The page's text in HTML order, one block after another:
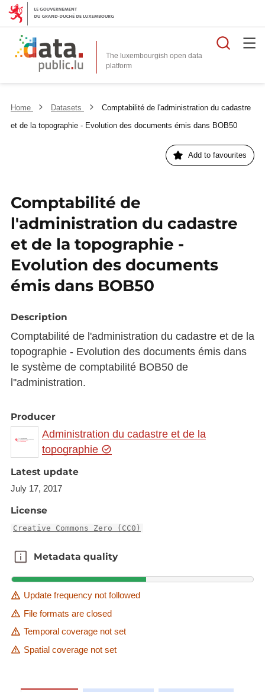
The luxembourgish open data
platform
Home Datasets
Comptabilité de l'administration du cadastre
et de la topographie - Evolution des documents émis dans BOB50
Add to favourites
Comptabilité de
l'administration du cadastre
et de la topographie -
Evolution des documents
émis dans BOB50
Description
Comptabilité de l'administration du cadastre et de la
topographie - Evolution des documents émis dans
le système de comptabilité BOB50 de
l''administration.
Producer
Administration du cadastre et de la
topographie
Latest update
July 17, 2017
License
Creative Commons Zero (CC0)
Metadata quality
Metadata quality
Update frequency not followed
File formats are closed
Temporal coverage not set
Spatial coverage not set